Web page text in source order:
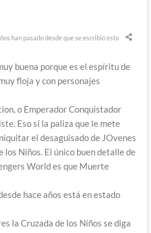
han pasado desde que se escribió esto
buena porque es el espíritu de
floja y con personajes
o Emperador Conquistador
Eso sí la paliza que le mete
el desaguisado de JOvenes
los Niños. El único buen detalle de
World es que Muerte
hace años está en estado
la Cruzada de los Niños se diga